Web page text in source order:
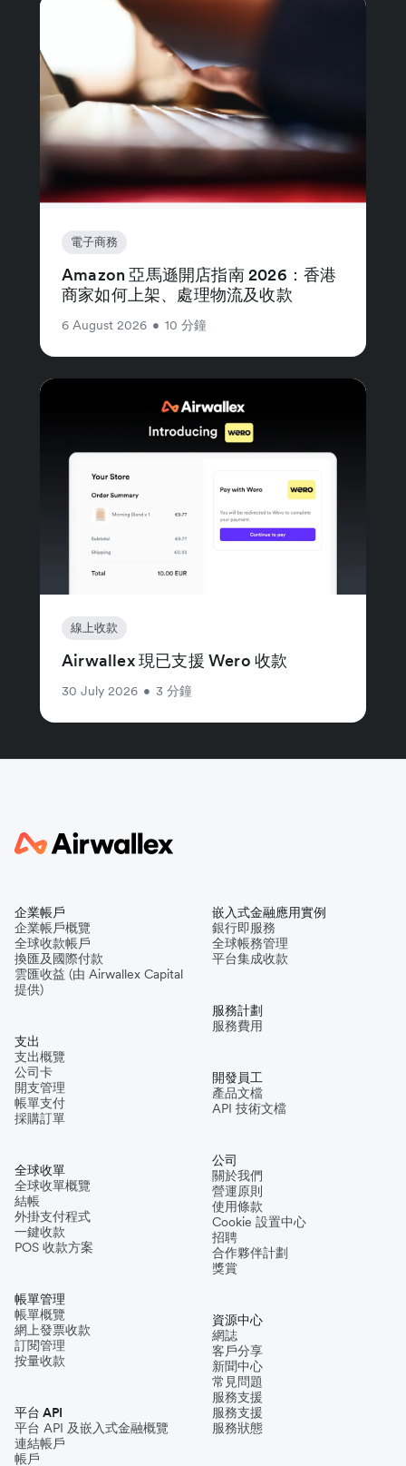
電子商務
Amazon 亞馬遜開店指南 2026：香港
商家如何上架、處理物流及收款
6 August 2026 • 10 分鐘
線上收款
Airwallex 現已支援 Wero 收款
30 July 2026 • 3 分鐘
企業帳戶
企業帳戶概覽
全球收款帳戶
換匯及國際付款
雲匯收益 (由 Airwallex Capital
提供)
支出
支出概覽
公司卡
開支管理
帳單支付
採購訂單
全球收單
全球收單概覽
結帳
外掛支付程式
一鍵收款
POS 收款方案
帳單管理
帳單概覽
網上發票收款
訂閱管理
按量收款
平台 API
平台 API 及嵌入式金融概覽
連結帳戶
帳戶
嵌入式金融應用實例
銀行即服務
全球帳務管理
平台集成收款
服務計劃
服務費用
開發員工
產品文檔
API 技術文檔
公司
關於我們
營運原則
使用條款
Cookie 設置中心
招聘
合作夥伴計劃
獎賞
資源中心
網誌
客戶分享
新聞中心
常見問題
服務支援
服務支援
服務狀態